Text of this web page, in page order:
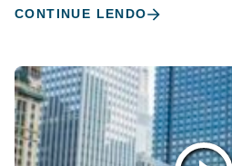
CONTINUE LENDO